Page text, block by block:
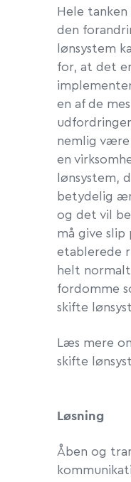
Hele
den
lønsystem
for, at det
en af de
nemlig
en
lønsystem,
betydelig
og det vil
må give slip
etablerede
helt
fordomme
skifte
Læs mere
skifte
Løsning
Åben og